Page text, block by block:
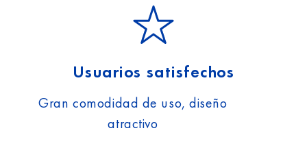
Usuarios satisfechos
Gran comodidad de uso, diseño
atractivo